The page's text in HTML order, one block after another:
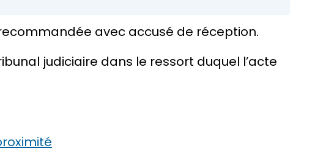
avec accusé de réception.
judiciaire dans le ressort duquel l’acte